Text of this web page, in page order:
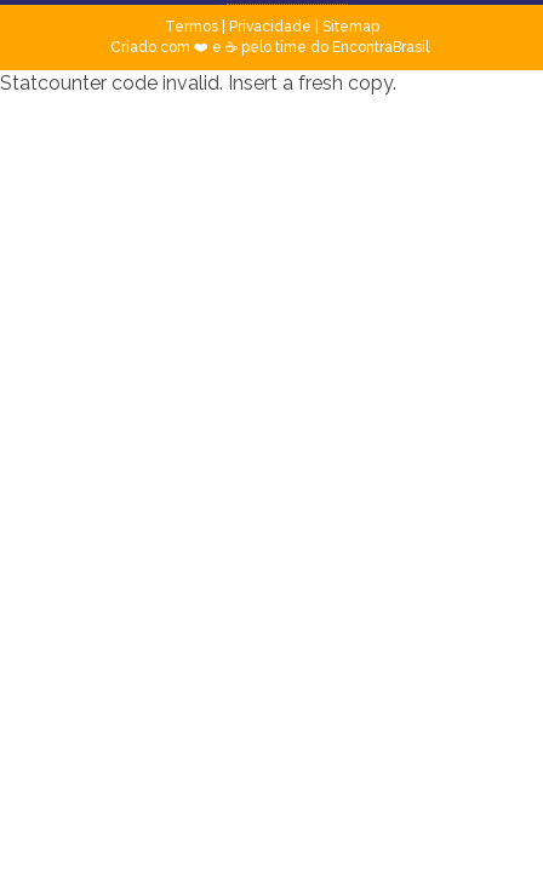
Termos| Privacidade
Sitemap
Criado com ❤️ e ☕ pelo time do EncontraBrasil
Statcounter code invalid. Insert a fresh copy.